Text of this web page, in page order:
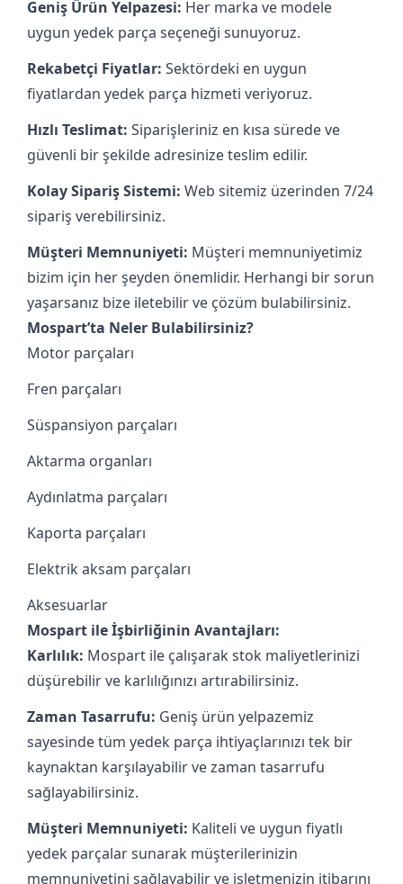
Geniş Ürün Yelpazesi: Her marka ve modele
uygun yedek parça seçeneği sunuyoruz.
Rekabetçi Fiyatlar: Sektördeki en uygun
fiyatlardan yedek parça hizmeti veriyoruz.
Hızlı Teslimat: Siparişleriniz en kısa sürede ve
güvenli bir şekilde adresinize teslim edilir.
Kolay Sipariş Sistemi: Web sitemiz üzerinden 7/24
sipariş verebilirsiniz.
Müşteri Memnuniyeti: Müşteri memnuniyetimiz
bizim için her şeyden önemlidir. Herhangi bir sorun
yaşarsanız bize iletebilir ve çözüm bulabilirsiniz.
Mospart’ta Neler Bulabilirsiniz?
Motor parçaları
Fren parçaları
Süspansiyon parçaları
Aktarma organları
Aydınlatma parçaları
Kaporta parçaları
Elektrik aksam parçaları
Aksesuarlar
Mospart ile İşbirliğinin Avantajları:
Karlılık: Mospart ile çalışarak stok maliyetlerinizi
düşürebilir ve karlılığınızı artırabilirsiniz.
Zaman Tasarrufu: Geniş ürün yelpazemiz
sayesinde tüm yedek parça ihtiyaçlarınızı tek bir
kaynaktan karşılayabilir ve zaman tasarrufu
sağlayabilirsiniz.
Müşteri Memnuniyeti: Kaliteli ve uygun fiyatlı
yedek parçalar sunarak müşterilerinizin
memnuniyetini sağlayabilir ve işletmenizin itibarını